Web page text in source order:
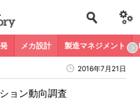
メカ設計 製造マネジメント
2016年7月21日
ョン動向調査